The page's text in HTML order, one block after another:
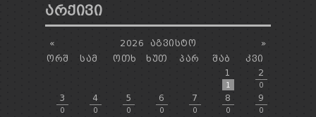
ᲐᲠᲥᲘᲕᲘ
« »
2026
ᲐᲒᲕᲘᲡᲢᲝ
ᲝᲠᲨ
ᲡᲐᲛ ᲝᲗᲮ ᲮᲣᲗ ᲞᲐᲠ ᲨᲐᲑ
ᲙᲕᲘ
1
1
2
0
3
0
4
0
5
0
6
0
7
0
8
0
9
0